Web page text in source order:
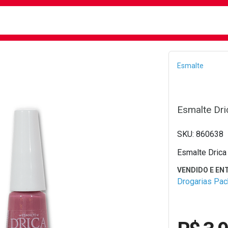
Esmalte
Esmalte
860638
Esmalte
Drogarias